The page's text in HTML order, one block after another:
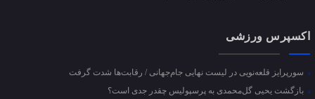
اکسپرس ورزشی
سورپرایز قلعه‌نویی در لیست نهایی جام‌جهانی / رقابت‌ها شدت گرفت
بازگشت یحیی گل‌محمدی به پرسپولیس چقدر جدی است؟